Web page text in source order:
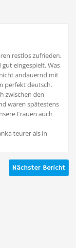
restlos zufrieden.
eingespielt. Was
andauernd mit
perfekt deutsch.
zwischen den
waren spätestens
Frauen auch
teurer als in
Nächster Bericht